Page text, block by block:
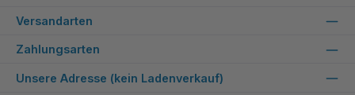
Versandarten
Zahlungsarten
Unsere Adresse (kein Ladenverkauf)